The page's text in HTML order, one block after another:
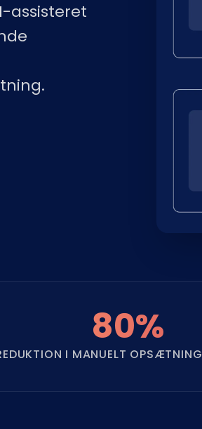
assisteret
80%
I MANUELT